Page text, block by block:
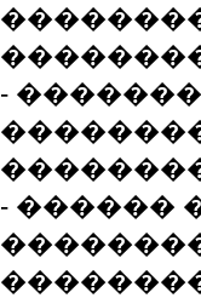
-
- ������